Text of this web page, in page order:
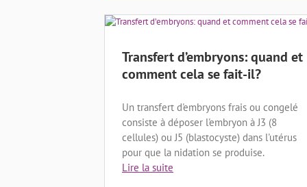
Transfert d’embryons: quand et
comment cela se fait-il?
Un transfert d'embryons frais ou congelé
consiste à déposer l'embryon à J3 (8
cellules) ou J5 (blastocyste) dans l'utérus
pour que la nidation se produise.
Lire la suite